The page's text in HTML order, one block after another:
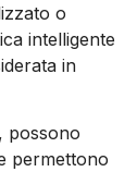
o
intelligente
in
possono
permettono